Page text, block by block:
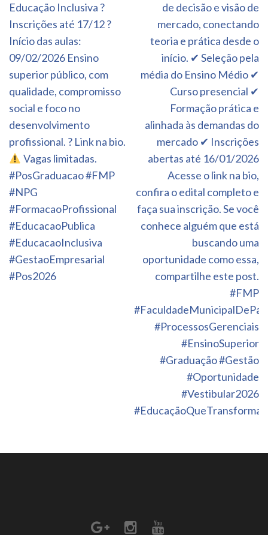
Educação Inclusiva ?
Inscrições até 17/12 ?
Início das aulas:
09/02/2026 Ensino
superior público, com
qualidade, compromisso
social e foco no
desenvolvimento
profissional. ? Link na bio.
Vagas limitadas.
#PosGraduacao #FMP
#NPG
#FormacaoProfissional
#EducacaoPublica
#EducacaoInclusiva
#GestaoEmpresarial
#Pos2026
de decisão e visão de
mercado, conectando
teoria e prática desde o
início. ✔ Seleção pela
média do Ensino Médio ✔
Curso presencial ✔
Formação prática e
alinhada às demandas do
mercado ✔ Inscrições
abertas até 16/01/2026
Acesse o link na bio,
confira o edital completo e
faça sua inscrição. Se você
conhece alguém que está
buscando uma
oportunidade como essa,
compartilhe este post.
#FMP
#ProcessosGerenciais
#EnsinoSuperior
#Graduação #Gestão
#Oportunidade
#Vestibular2026
#EducaçãoQueTransforma